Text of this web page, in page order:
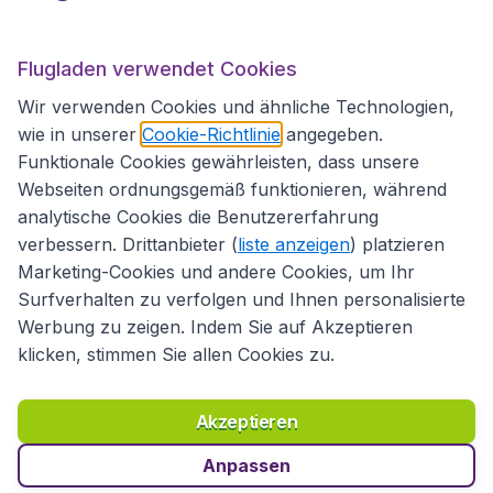
Internationale Webseiten
Richtlinien und Bedingungen
Datenschutzerklärung
Cookies Copyright © 2026
Flugladen verwendet Cookies
Wir verwenden Cookies und ähnliche Technologien,
wie in unserer Cookie-Richtlinie angegeben.
Funktionale Cookies gewährleisten, dass unsere
Webseiten ordnungsgemäß funktionieren, während
analytische Cookies die Benutzererfahrung
verbessern. Drittanbieter (liste anzeigen) platzieren
Marketing-Cookies und andere Cookies, um Ihr
Surfverhalten zu verfolgen und Ihnen personalisierte
Werbung zu zeigen. Indem Sie auf Akzeptieren
klicken, stimmen Sie allen Cookies zu.
Akzeptieren
Anpassen